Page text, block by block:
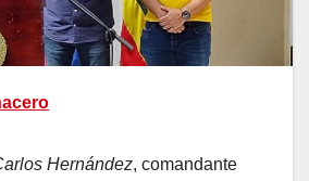
Hernández, comandante